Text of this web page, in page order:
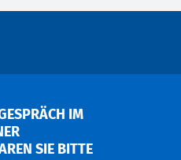
IM
SIE BITTE V